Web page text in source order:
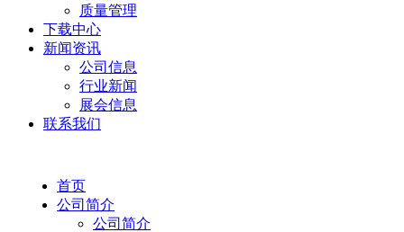
质量管理
下载中心
新闻资讯
公司信息
行业新闻
展会信息
联系我们
首页
公司简介
公司简介